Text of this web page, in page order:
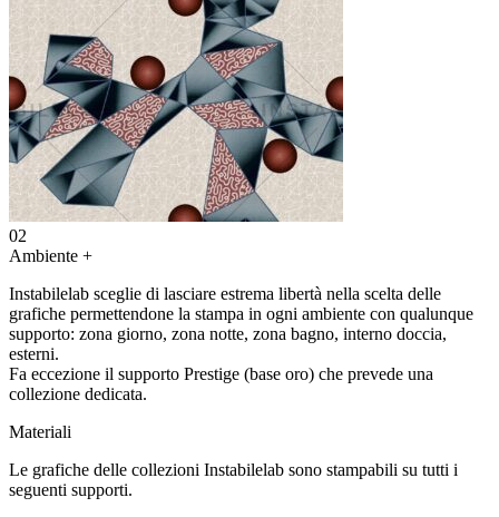
02
Ambiente +
Instabilelab sceglie di lasciare estrema libertà nella scelta delle
grafiche permettendone la stampa in ogni ambiente con qualunque
supporto: zona giorno, zona notte, zona bagno, interno doccia,
esterni.
Fa eccezione il supporto Prestige (base oro) che prevede una
collezione dedicata.
Materiali
Le grafiche delle collezioni Instabilelab sono stampabili su tutti i
seguenti supporti.